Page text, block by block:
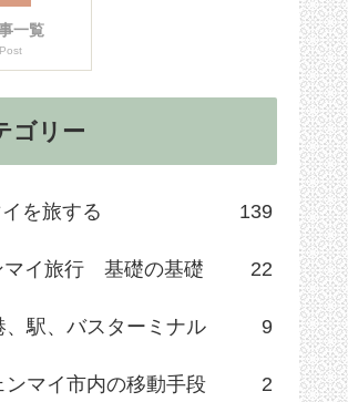
一覧
ゴリー
を旅する 139
マイ旅行 基礎の基礎 22
、駅、バスターミナル 9
ンマイ市内の移動手段 2